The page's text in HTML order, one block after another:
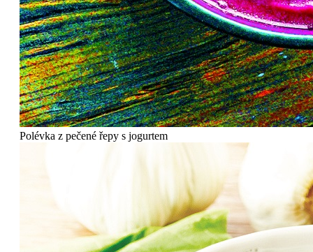
Polévka z pečené řepy s jogurtem